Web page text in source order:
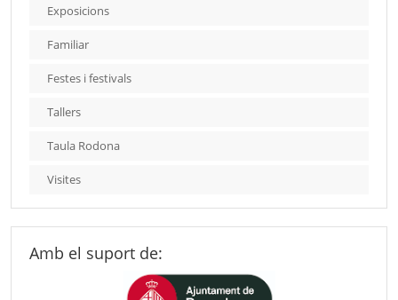
Exposicions
Familiar
Festes i festivals
Tallers
Taula Rodona
Visites
Amb el suport de: